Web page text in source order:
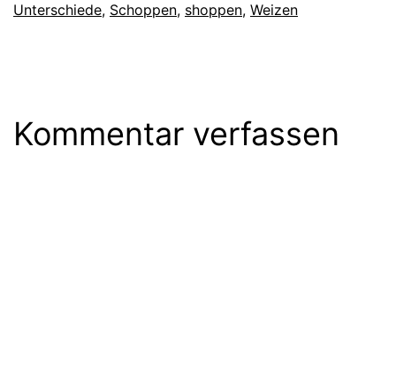
Unterschiede, Schoppen, shoppen, Weizen
Kommentar verfassen